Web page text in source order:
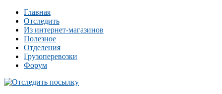
Главная
Отследить
Из интернет-магазинов
Полезное
Отделения
Грузоперевозки
Форум